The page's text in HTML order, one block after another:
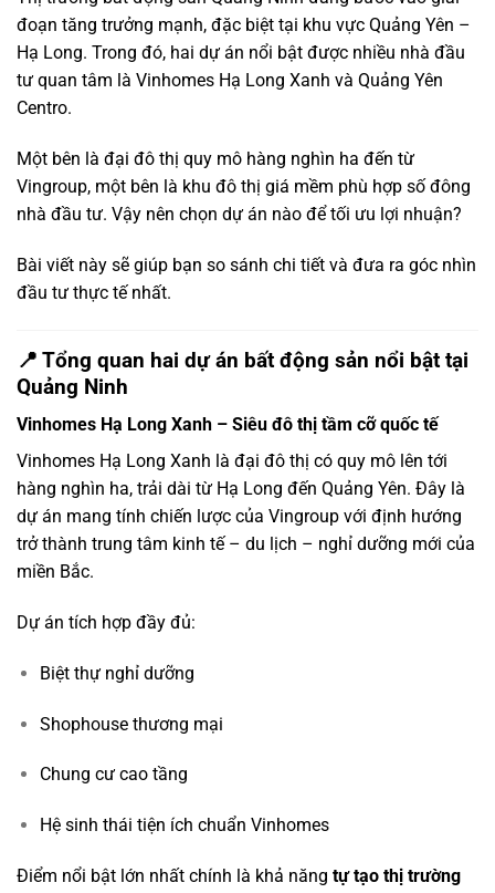
đoạn tăng trưởng mạnh, đặc biệt tại khu vực Quảng Yên –
Hạ Long. Trong đó, hai dự án nổi bật được nhiều nhà đầu
tư quan tâm là Vinhomes Hạ Long Xanh và Quảng Yên
Centro.
Một bên là đại đô thị quy mô hàng nghìn ha đến từ
Vingroup, một bên là khu đô thị giá mềm phù hợp số đông
nhà đầu tư. Vậy nên chọn dự án nào để tối ưu lợi nhuận?
Bài viết này sẽ giúp bạn so sánh chi tiết và đưa ra góc nhìn
đầu tư thực tế nhất.
📍 Tổng quan hai dự án bất động sản nổi bật tại
Quảng Ninh
Vinhomes Hạ Long Xanh – Siêu đô thị tầm cỡ quốc tế
Vinhomes Hạ Long Xanh là đại đô thị có quy mô lên tới
hàng nghìn ha, trải dài từ Hạ Long đến Quảng Yên. Đây là
dự án mang tính chiến lược của Vingroup với định hướng
trở thành trung tâm kinh tế – du lịch – nghỉ dưỡng mới của
miền Bắc.
Dự án tích hợp đầy đủ:
Biệt thự nghỉ dưỡng
Shophouse thương mại
Chung cư cao tầng
Hệ sinh thái tiện ích chuẩn Vinhomes
Điểm nổi bật lớn nhất chính là khả năng tự tạo thị trường